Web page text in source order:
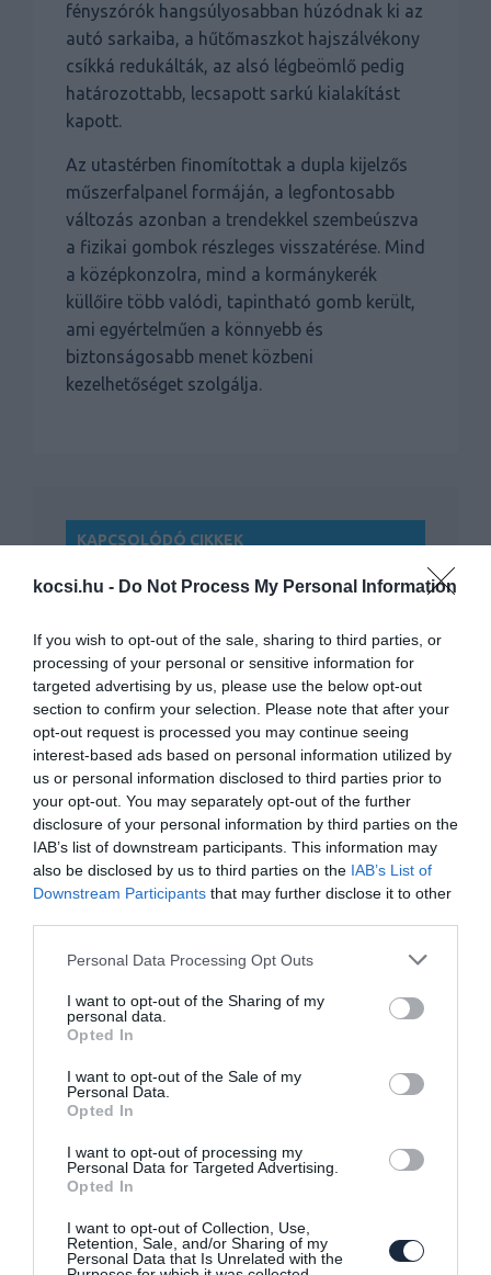
kocsi.hu - Do Not Process My Personal Information
If you wish to opt-out of the sale, sharing to third parties, or
processing of your personal or sensitive information for
targeted advertising by us, please use the below opt-out
section to confirm your selection. Please note that after your
opt-out request is processed you may continue seeing
interest-based ads based on personal information utilized by
us or personal information disclosed to third parties prior to
your opt-out. You may separately opt-out of the further
disclosure of your personal information by third parties on the
IAB’s list of downstream participants. This information may
also be disclosed by us to third parties on the IAB’s List of
Downstream Participants that may further disclose it to other
Please note that this website/app uses one or more Google
not limited to your visit or usage behaviour. You may click to
grant or deny consent to Google and its third-party tags to
use your data for below specified purposes in below Google
consent section.
Personal Data Processing Opt Outs
I want to opt-out of the Sharing of my
personal data.
Opted In
I want to opt-out of the Sale of my
Personal Data.
Opted In
I want to opt-out of processing my
Personal Data for Targeted Advertising.
Opted In
I want to opt-out of Collection, Use,
Retention, Sale, and/or Sharing of my
Personal Data that Is Unrelated with the
fényszórók hangsúlyosabban húzódnak ki az
autó sarkaiba, a hűtőmaszkot hajszálvékony
csíkká redukálták, az alsó légbeömlő pedig
határozottabb, lecsapott sarkú kialakítást
kapott.
Az utastérben finomítottak a dupla kijelzős
műszerfalpanel formáján, a legfontosabb
változás azonban a trendekkel szembeúszva
a fizikai gombok részleges visszatérése. Mind
a középkonzolra, mind a kormánykerék
küllőire több valódi, tapintható gomb került,
ami egyértelműen a könnyebb és
biztonságosabb menet közbeni
kezelhetőséget szolgálja.
KAPCSOLÓDÓ CIKKEK
Megújul a Kia Niro, friss külsőt és
modernebb…
Teljes modernizálás vár a Kia palettára